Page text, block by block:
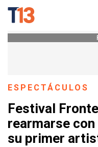
ESPECTÁCULOS
Festival
rearmarse
su primer